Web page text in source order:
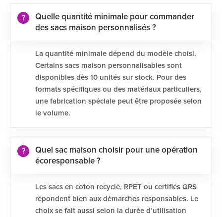
Quelle quantité minimale pour commander
des sacs maison personnalisés ?
La quantité minimale dépend du modèle choisi.
Certains sacs maison personnalisables sont
disponibles dès 10 unités sur stock. Pour des
formats spécifiques ou des matériaux particuliers,
une fabrication spéciale peut être proposée selon
le volume.
Quel sac maison choisir pour une opération
écoresponsable ?
Les sacs en coton recyclé, RPET ou certifiés GRS
répondent bien aux démarches responsables. Le
choix se fait aussi selon la durée d’utilisation